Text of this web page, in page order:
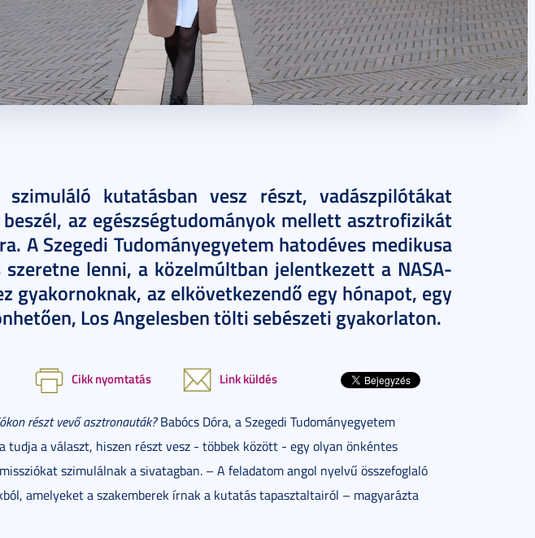
kutatásban vesz részt, vadászpilótákat
az egészségtudományok mellett asztrofizikát
A Szegedi Tudományegyetem hatodéves medikusa
lenni, a közelmúltban jelentkezett a NASA-
gyakornoknak, az elkövetkezendő egy hónapot, egy
Los Angelesben tölti sebészeti gyakorlaton.
Cikk nyomtatás Link küldés
részt vevő asztronauták?Babócs Dóra, a Szegedi Tudományegyetem
tudja a választ, hiszen részt vesz - többek között - egy olyan önkéntes
szimulálnak a sivatagban. – A feladatom angol nyelvű összefoglaló
amelyeket a szakemberek írnak a kutatás tapasztaltairól – magyarázta